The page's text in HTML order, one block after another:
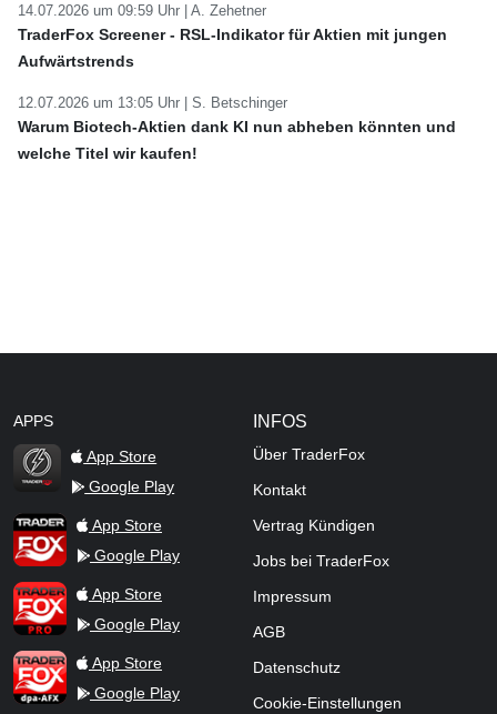
14.07.2026 um 09:59 Uhr | A. Zehetner
TraderFox Screener - RSL-Indikator für Aktien mit jungen
Aufwärtstrends
12.07.2026 um 13:05 Uhr | S. Betschinger
Warum Biotech-Aktien dank KI nun abheben könnten und
welche Titel wir kaufen!
APPS
TraderFox Flash
App Store
Google Play
TraderFox AppApp Store
Google Play
TraderFox ProApp Store
Google Play
TraderFox dpa-AFX ProFeed
App Store
Google Play
INFOS
Über TraderFox
Kontakt
Vertrag Kündigen
Jobs bei TraderFox
Impressum
AGB
Datenschutz
Cookie-Einstellungen